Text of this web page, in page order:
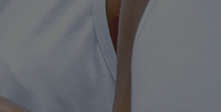
democratização da cultura digital, como
também estreia duas produções que
prometem dar o que falar: o musical infantil
A Borboleta Sem Asas e a homenagem
nortista